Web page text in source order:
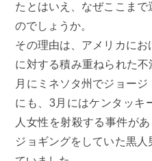
たとはいえ、なぜここま
のでしょうか。
その理由は、アメリカに
に対する積み重ねられた
月にミネソタ州でジョー
にも、3月にはケンタッキ
人女性を射殺する事件が
ジョギングをしていた黒